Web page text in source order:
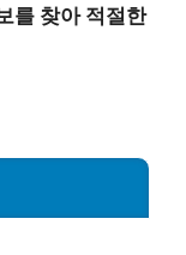
를 찾아 적절한